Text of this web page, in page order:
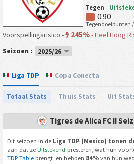
Tegen -
0.90
Tegendoelpunten
Voorspellingsrisico - 245%-Heel Hoog
Seizoen :
2025/26
Liga TDP Copa Conecta
Totaal Stats Thuis Stats Uit
Tigres de Alica FC II
Dit seizoen in de Liga TDP (Mexico) tonen
aan dat ze Uitstekend presteren, wat hun
TDP Tablebrengt, en hebben 84%van hun